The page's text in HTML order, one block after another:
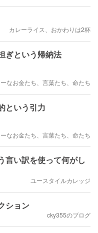
カレーライス、おかわりは2杯
ぎという帰納法
なお金たち、言葉たち、命たち
という引力
なお金たち、言葉たち、命たち
言い訳を使って何がし
ユースタイルカレッジ
ション
cky355のブログ